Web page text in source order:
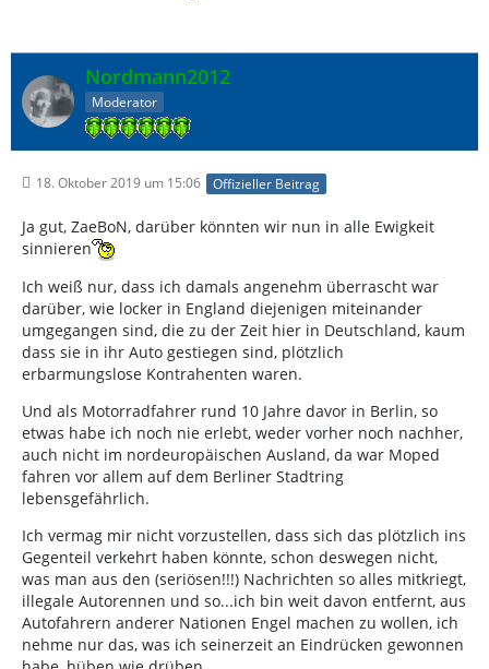
Nordmann2012
Moderator
18. Oktober 2019 um 15:06 Offizieller Beitrag
Ja gut, ZaeBoN, darüber könnten wir nun in alle Ewigkeit
sinnieren
Ich weiß nur, dass ich damals angenehm überrascht war
darüber, wie locker in England diejenigen miteinander
umgegangen sind, die zu der Zeit hier in Deutschland, kaum
dass sie in ihr Auto gestiegen sind, plötzlich
erbarmungslose Kontrahenten waren.
Und als Motorradfahrer rund 10 Jahre davor in Berlin, so
etwas habe ich noch nie erlebt, weder vorher noch nachher,
auch nicht im nordeuropäischen Ausland, da war Moped
fahren vor allem auf dem Berliner Stadtring
lebensgefährlich.
Ich vermag mir nicht vorzustellen, dass sich das plötzlich ins
Gegenteil verkehrt haben könnte, schon deswegen nicht,
was man aus den (seriösen!!!) Nachrichten so alles mitkriegt,
illegale Autorennen und so...ich bin weit davon entfernt, aus
Autofahrern anderer Nationen Engel machen zu wollen, ich
nehme nur das, was ich seinerzeit an Eindrücken gewonnen